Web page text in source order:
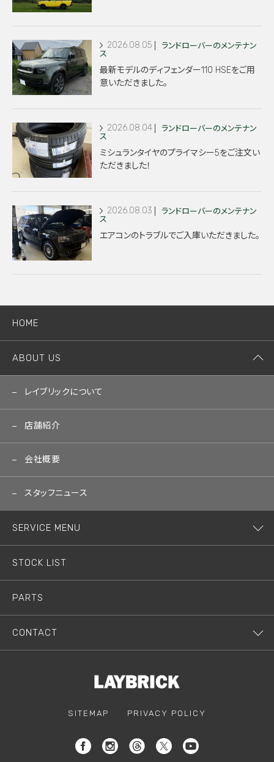
2026.08.05
ランドローバーのメンテナン
ス
最新モデルのディフェンダー110 HSEをご用
意いただきました。
2026.08.04
ランドローバーのメンテナン
ス
ミシュランタイヤのプライマシー5をご注文い
ただきました！
2026.08.03
ランドローバーのメンテナン
ス
エアコンのトラブルでご入庫いただきました。
HOME
ABOUT US
レイブリックについて
店舗紹介
会社概要
スタッフニュース
SERVICE MENU
STOCK LIST
PARTS
CONTACT
SITEMAP PRIVACY POLICY